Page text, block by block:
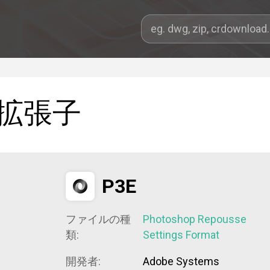
張子
P3E
ファイルの種
類:
Photoshop Repousse
Settings Format
開発者: Adobe Systems